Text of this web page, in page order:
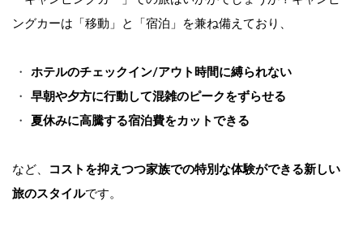
ングカーは「移動」と「宿泊」を兼ね備えており、
ホテルのチェックイン/アウト時間に縛られない
早朝や夕方に行動して混雑のピークをずらせる
夏休みに高騰する宿泊費をカットできる
など、
コストを抑えつつ家族での特別な体験ができる新しい
旅のスタイルです。